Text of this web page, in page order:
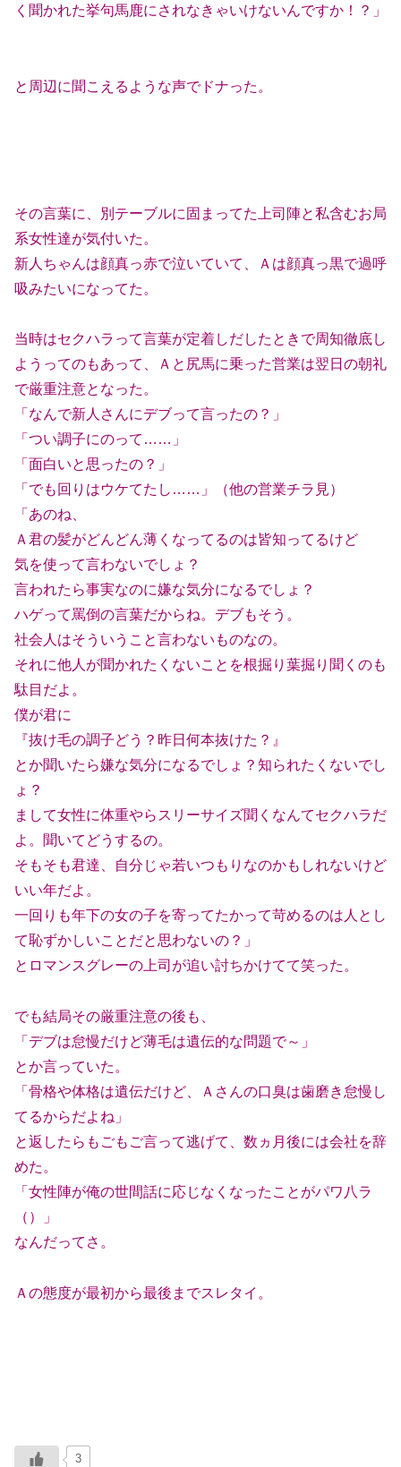
く聞かれた挙句馬鹿にされなきゃいけないんですか！？」
と周辺に聞こえるような声でドナった。
その言葉に、別テーブルに固まってた上司陣と私含むお局
系女性達が気付いた。
新人ちゃんは顔真っ赤で泣いていて、Ａは顔真っ黒で過呼
吸みたいになってた。
当時はセクハラって言葉が定着しだしたときで周知徹底し
ようってのもあって、Ａと尻馬に乗った営業は翌日の朝礼
で厳重注意となった。
「なんで新人さんにデブって言ったの？」
「つい調子にのって……」
「面白いと思ったの？」
「でも回りはウケてたし……」（他の営業チラ見）
「あのね、
Ａ君の髪がどんどん薄くなってるのは皆知ってるけど
気を使って言わないでしょ？
言われたら事実なのに嫌な気分になるでしょ？
ハゲって罵倒の言葉だからね。デブもそう。
社会人はそういうこと言わないものなの。
それに他人が聞かれたくないことを根掘り葉掘り聞くのも
駄目だよ。
僕が君に
『抜け毛の調子どう？昨日何本抜けた？』
とか聞いたら嫌な気分になるでしょ？知られたくないでし
ょ？
まして女性に体重やらスリーサイズ聞くなんてセクハラだ
よ。聞いてどうするの。
そもそも君達、自分じゃ若いつもりなのかもしれないけど
いい年だよ。
一回りも年下の女の子を寄ってたかって苛めるのは人とし
て恥ずかしいことだと思わないの？」
とロマンスグレーの上司が追い討ちかけてて笑った。
でも結局その厳重注意の後も、
「デブは怠慢だけど薄毛は遺伝的な問題で～」
とか言っていた。
「骨格や体格は遺伝だけど、Ａさんの口臭は歯磨き怠慢し
てるからだよね」
と返したらもごもご言って逃げて、数ヵ月後には会社を辞
めた。
「女性陣が俺の世間話に応じなくなったことがパワ八ラ
（）」
なんだってさ。
Ａの態度が最初から最後までスレタイ。
3